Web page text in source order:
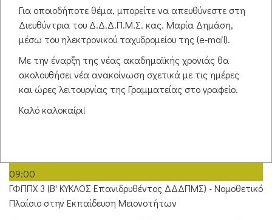
ΓΦΠΠΧ 3 (Β' ΚΥΚΛΟΣ Επανιδρυθέντος ΔΔΔΠΜΣ) - Νομοθετικό
Πλαίσιο στην Εκπαίδευση Μειονοτήτων
(Β' ΚΥΚΛΟΣ Επανιδρ. ΔΔΔΠΜΣ) 1η
συνάντηση - 2η ημέρα, β' μέρος
(Β. Γραμματίκας)
Εκπαιδευτικά δικαιώματα των μειονοτήτων
09:00
ΓΦΠΠΧ 3 (Β' ΚΥΚΛΟΣ Επανιδρυθέντος ΔΔΔΠΜΣ) - Νομοθετικό
Πλαίσιο στην Εκπαίδευση Μειονοτήτων
Για οποιοδήποτε θέμα, μπορείτε να απευθύνεστε στη
Διευθύντρια του Δ.Δ.Δ.Π.Μ.Σ. κας. Μαρία Δημάση,
μέσω του ηλεκτρονικού ταχυδρομείου της (e-mail).
Με την έναρξη της νέας ακαδημαϊκής χρονιάς θα
ακολουθήσει νέα ανακοίνωση σχετικά με τις ημέρες
και ώρες λειτουργίας της Γραμματείας στο γραφείο.
Καλό καλοκαίρι!